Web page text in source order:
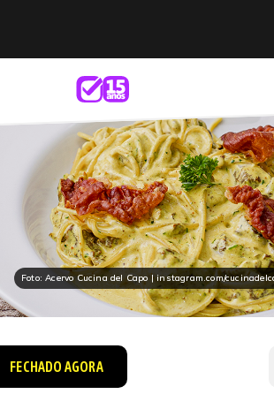
Foto: Acervo Cucina del Capo | instagram.com/
FECHADO AGORA